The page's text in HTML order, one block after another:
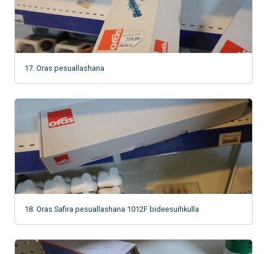
17. Oras pesuallashana
18. Oras Safira pesuallashana 1012F bideesuihkulla